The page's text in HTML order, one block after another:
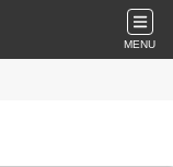
MENU